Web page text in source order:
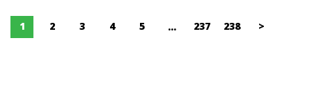
1 2 3 4 5 ... 237 238 >